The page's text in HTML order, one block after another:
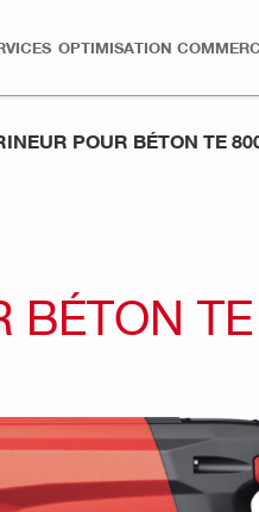
OPTIMISATION
POUR BÉTON TE
BÉTON